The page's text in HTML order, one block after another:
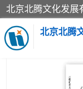
北京北腾
当前位置：首页>供应
患判定标准专家解读-地